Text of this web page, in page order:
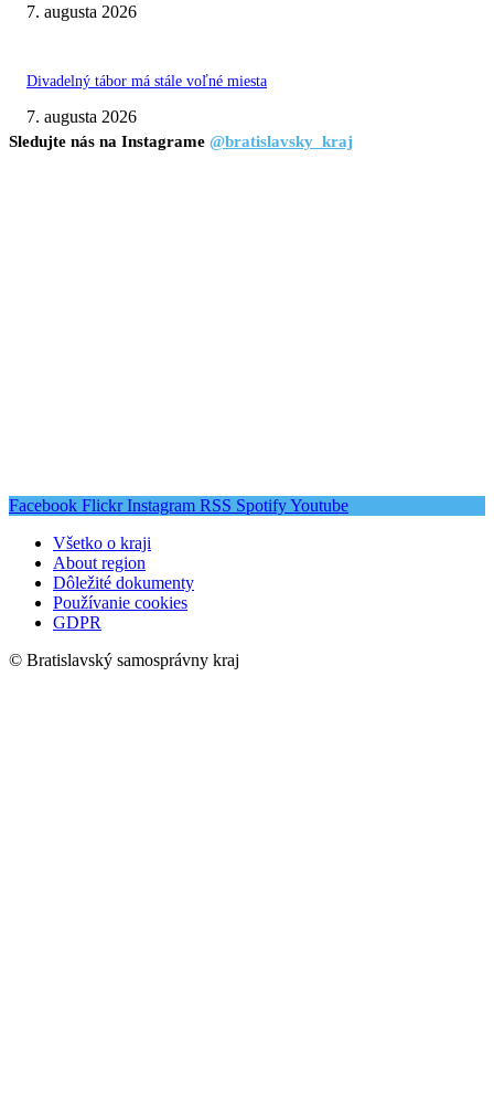
7. augusta 2026
Divadelný tábor má stále voľné miesta
7. augusta 2026
Sledujte nás na Instagrame @bratislavsky_kraj
Facebook Flickr Instagram RSS SpotifyYoutube
Všetko o kraji
About region
Dôležité dokumenty
Používanie cookies
GDPR
© Bratislavský samosprávny kraj